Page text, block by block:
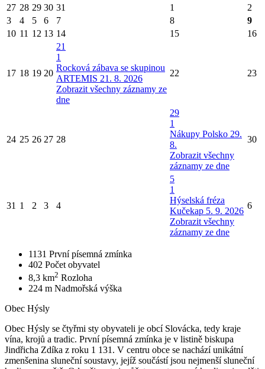
27 28 29 30 31 1
2
3
4 5 6 7 8
9
10 11 12 13 14 15 16
17 18 19 20
21
1
Rocková zábava se skupinou
ARTEMIS 21. 8. 2026
Zobrazit všechny záznamy ze
dne
22 23
24 25 26 27 28
29
1
Nákupy Polsko 29.
8.
Zobrazit všechny
záznamy ze dne
30
31 1 2 3 4
5
1
Hýselská fréza
Kučekap 5. 9. 2026
Zobrazit všechny
záznamy ze dne
6
1131 První písemná zmínka
402 Počet obyvatel
8,3 km2 Rozloha
224 m Nadmořská výška
Obec Hýsly
Obec Hýsly se čtyřmi sty obyvateli je obcí Slovácka, tedy kraje
vína, krojů a tradic. První písemná zmínka je v listině biskupa
Jindřicha Zdíka z roku 1 131. V centru obce se nachází unikátní
zmenšenina sluneční soustavy, jejíž součástí jsou nejmenší sluneční